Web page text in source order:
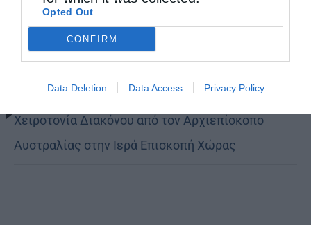
Opted Out
CONFIRM
Data Deletion Data Access Privacy Policy
Δέντρο που δεν ποτίζεται, θα ξεραθεί
Χειροτονία Διακόνου από τον Αρχιεπίσκοπο
Αυστραλίας στην Ιερά Επισκοπή Χώρας